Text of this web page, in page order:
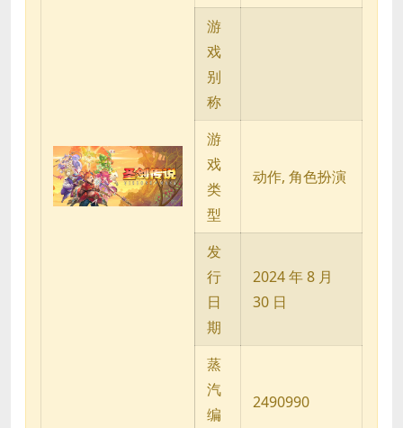
游
戏
别
称
游
戏
类
型
动作, 角色扮演
发
行
日
期
2024 年 8 月
30 日
蒸
汽
编
2490990